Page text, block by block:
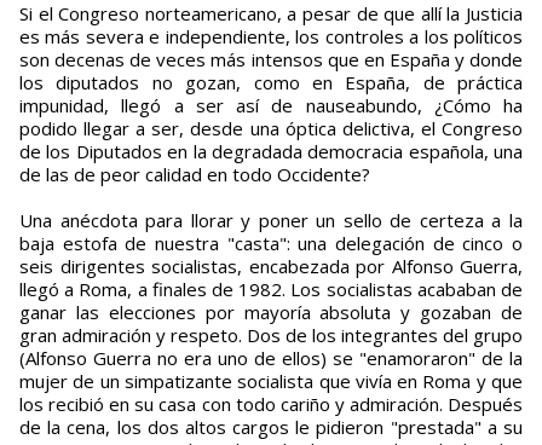
Si el Congreso norteamericano, a pesar de que allí la Justicia
es más severa e independiente, los controles a los políticos
son decenas de veces más intensos que en España y donde
los diputados no gozan, como en España, de práctica
impunidad, llegó a ser así de nauseabundo, ¿Cómo ha
podido llegar a ser, desde una óptica delictiva, el Congreso
de los Diputados en la degradada democracia española, una
de las de peor calidad en todo Occidente?
Una anécdota para llorar y poner un sello de certeza a la
baja estofa de nuestra "casta": una delegación de cinco o
seis dirigentes socialistas, encabezada por Alfonso Guerra,
llegó a Roma, a finales de 1982. Los socialistas acababan de
ganar las elecciones por mayoría absoluta y gozaban de
gran admiración y respeto. Dos de los integrantes del grupo
(Alfonso Guerra no era uno de ellos) se "enamoraron" de la
mujer de un simpatizante socialista que vivía en Roma y que
los recibió en su casa con todo cariño y admiración. Después
de la cena, los dos altos cargos le pidieron "prestada" a su